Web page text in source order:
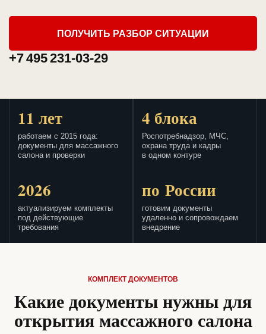
ПОЛУЧИТЬ РАЗБОР СИТУАЦИИ
+7 495 231-03-29
11 лет
работаем с 2015 года:
документы для массажного
салона и проверки
4 блока
Роспотребнадзор, МЧС,
охрана труда и кадры
в одном контуре
2026
актуализируем комплекты
под действующие
требования
по России
готовим документы
удаленно и сопровождаем
внедрение
КОМПЛЕКТ ДОКУМЕНТОВ
Какие документы нужны для
открытия массажного салона